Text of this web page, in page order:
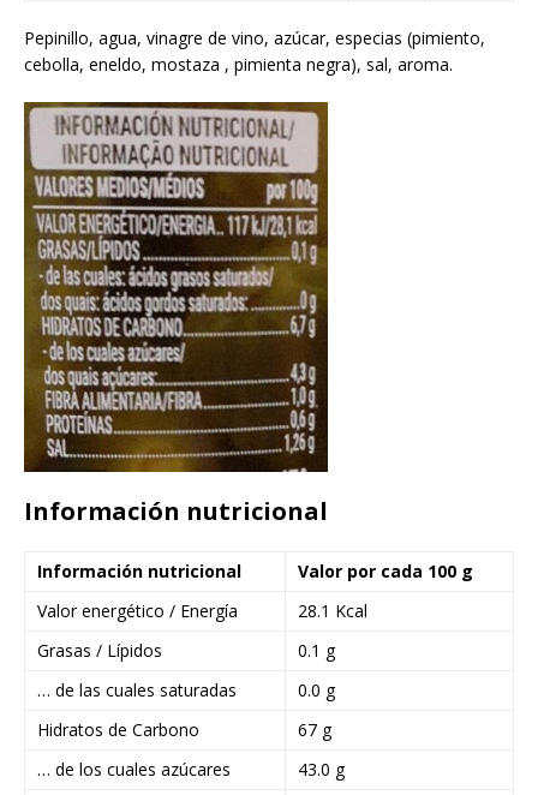
Pepinillo, agua, vinagre de vino, azúcar, especias (pimiento,
cebolla, eneldo, mostaza , pimienta negra), sal, aroma.
Información nutricional
Información nutricional
Valor por cada 100 g
Valor energético / Energía
28.1 Kcal
Grasas / Lípidos
0.1 g
… de las cuales saturadas
0.0 g
Hidratos de Carbono
67 g
… de los cuales azúcares
43.0 g